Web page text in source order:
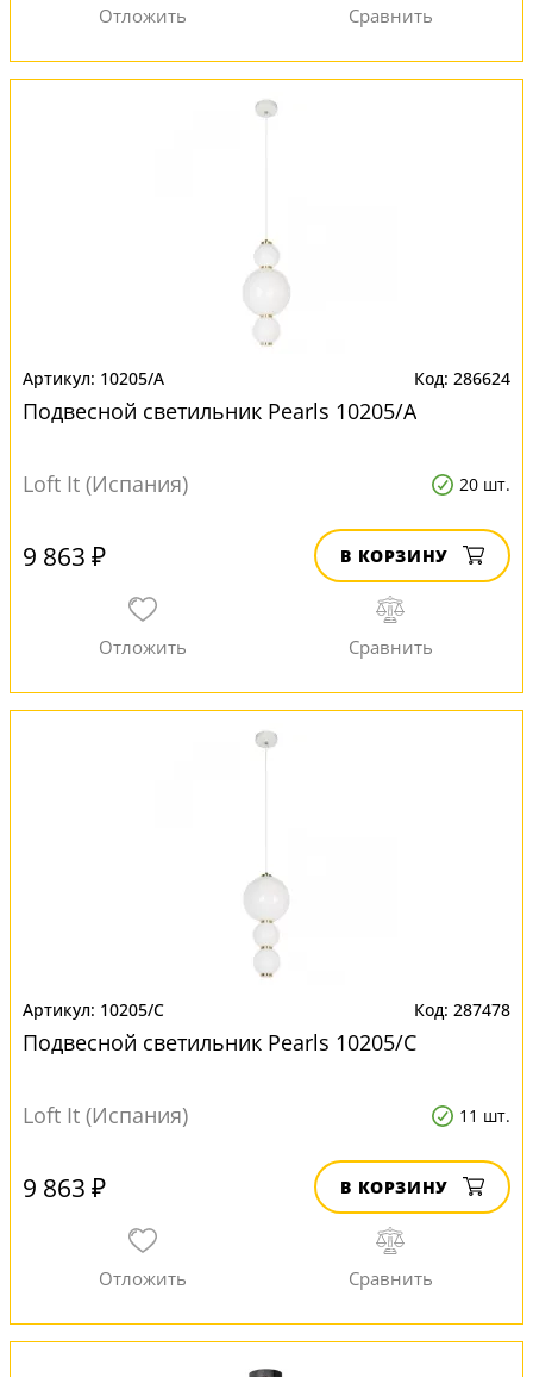
10205/A 286624
Подвесной светильник Pearls 10205/A
Loft It (Испания) 20 шт.
9 863 ₽ В КОРЗИНУ
10205/C 287478
Подвесной светильник Pearls 10205/C
Loft It (Испания) 11 шт.
9 863 ₽ В КОРЗИНУ